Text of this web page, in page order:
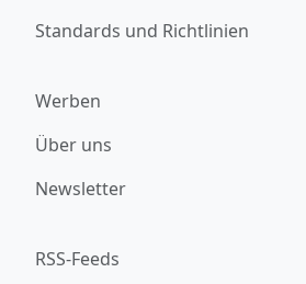
Standards und Richtlinien
Werben
Über uns
Newsletter
RSS-Feeds